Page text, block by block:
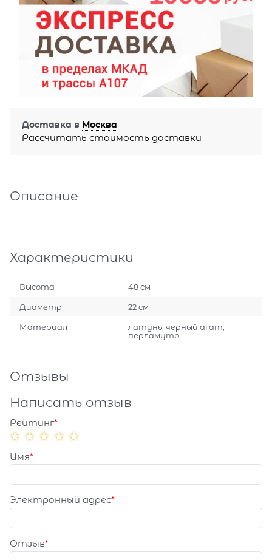
Доставка в Москва
Рассчитать стоимость доставки
Описание
Характеристики
Высота 48 см
Диаметр 22 см
Материал
латунь, черный агат,
перламутр
Отзывы
Написать отзыв
Рейтинг
Имя
Электронный адрес
Отзыв